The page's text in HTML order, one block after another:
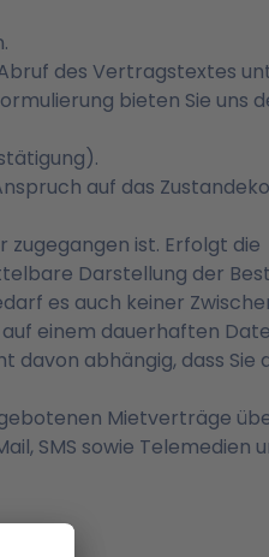
des Vertragstextes
bieten Sie uns
auf das
ist. Erfolgt die
Darstellung der
es auch keiner
auf einem dauerhaften
abhängig, dass Sie
Mietverträge
SMS sowie Telemedien